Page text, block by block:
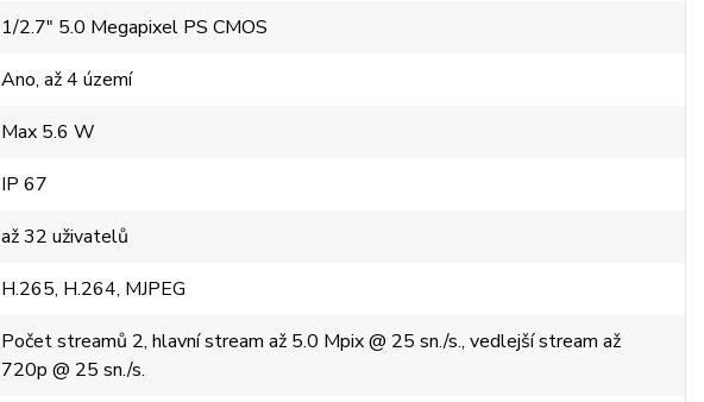
1/2.7" 5.0 Megapixel PS CMOS
Ano, až 4 území
Max 5.6 W
IP 67
až 32 uživatelů
H.265, H.264, MJPEG
Počet streamů 2, hlavní stream až 5.0 Mpix @ 25 sn./s., vedlejší stream až
720p @ 25 sn./s.